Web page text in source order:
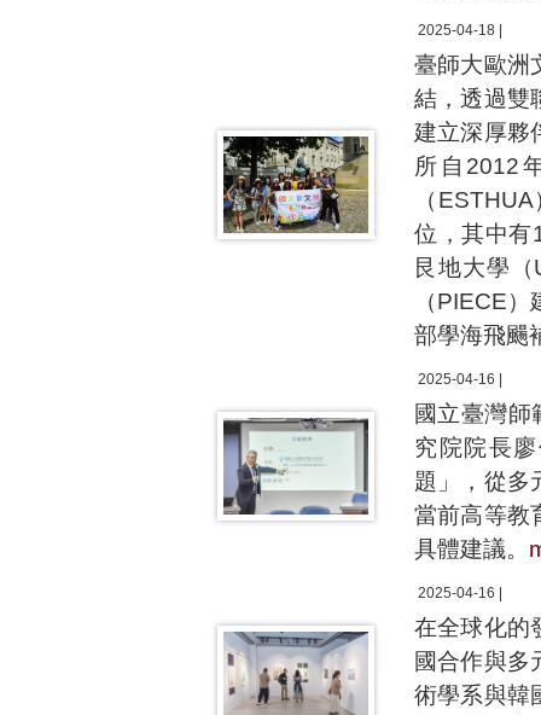
2025-04-18 |
臺師大歐洲
結，透過雙
建立深厚夥
所自2012
（
位，其中有
艮地大學
（PIECE
部學海飛颺
2025-04-16 |
國立臺灣
究院院長
題」，從多
當前高等教
具體建議。
2025-04-16 |
在全球化的
國合作與
術學系與韓